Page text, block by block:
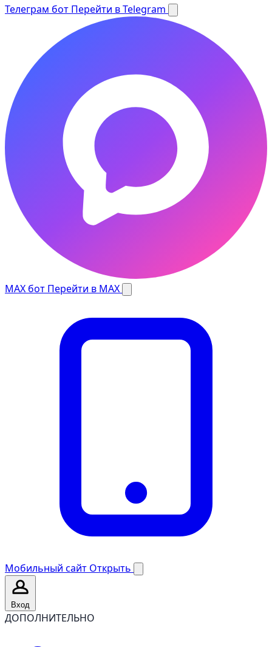
Телеграм бот Перейти в Telegram
MAX бот Перейти в MAX
Мобильный сайт Открыть
Вход
ДОПОЛНИТЕЛЬНО